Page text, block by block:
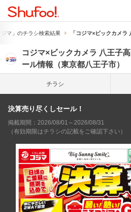
ジマ」のチラシ検索結果 「コジマ×ビックカメ
コジマ×ビックカメラ 八王子
ール情報（東京都八王子市）
チラシ
決算売り尽くしセール！
掲載期間：2026/08/01～2026/08/31
（有効期限はチラシの記載をご確認下さい）